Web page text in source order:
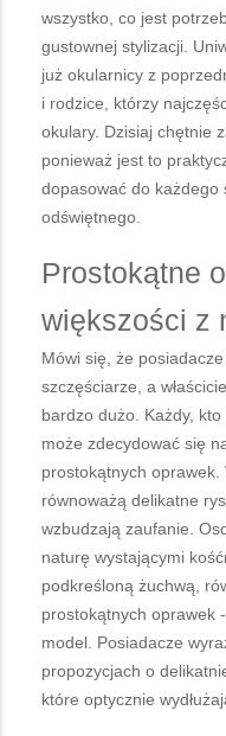
wszystko, co jest
gustownej stylizacji.
już okularnicy z
i rodzice, którzy
okulary. Dzisiaj chętnie
ponieważ jest to
dopasować do
odświętnego.
Prostokątne
większości z
Mówi się, że
szczęściarze, a
bardzo dużo. Każdy, kto
może zdecydować się
prostokątnych
równoważą delikatne
wzbudzają zaufanie.
naturę wystającymi
podkreśloną żuchwą,
prostokątnych oprawek
model. Posiadacze
propozycjach o
które optycznie